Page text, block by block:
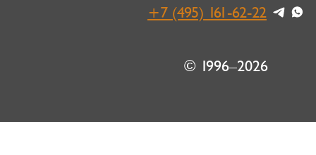
+7 (495) 161-62-22
© 1996–2026